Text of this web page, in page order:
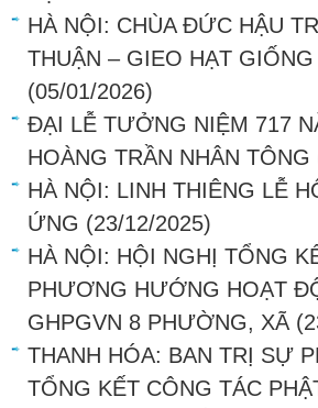
HÀ NỘI: CHÙA ĐỨC HẬU
THUẬN – GIEO HẠT
(05/01/2026)
ĐẠI LỄ TƯỞNG NIỆM 717
HOÀNG TRẦN NHÂN TÔNG
HÀ NỘI: LINH THIÊNG LỄ
ỨNG (23/12/2025)
HÀ NỘI: HỘI NGHỊ TỔNG
PHƯƠNG HƯỚNG HOẠT
GHPGVN 8 PHƯỜNG, XÃ
THANH HÓA: BAN TRỊ SỰ
TỔNG KẾT CÔNG TÁC